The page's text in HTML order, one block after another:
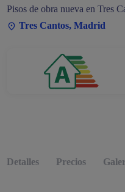
Pisos de obra nueva en Tres
Tres Cantos, Madrid
Detalles Precios